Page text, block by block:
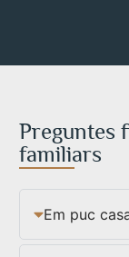
Preguntes
familiars
Em puc